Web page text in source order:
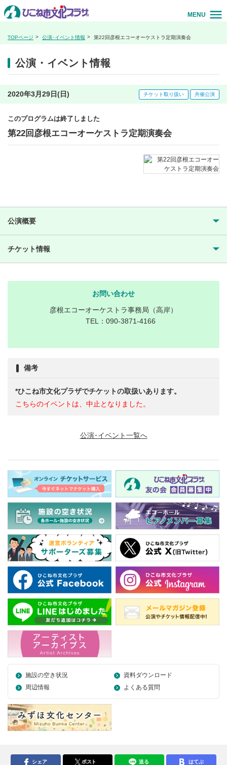
MENU
TOPページ 公演･イベント情報 第22回彦根エコーオーケストラ定期演奏会
公演・イベント情報
2020年3月29日(日) チケット取り扱い 共催公演
このプログラムは終了しました
第22回彦根エコーオーケストラ定期演奏会
公演概要
チケット情報
お問い合わせ
彦根エコーオーケストラ事務局（高岸）
TEL：090-3871-4166
備考
*ひこね市文化プラザでチケットの取扱いあります。
こちらのイベントは、中止となりました。
公演･イベント一覧へ
施設の空き状況
資料ダウンロード
周辺情報
よくある質問
シェア ポスト 送る はてぶ